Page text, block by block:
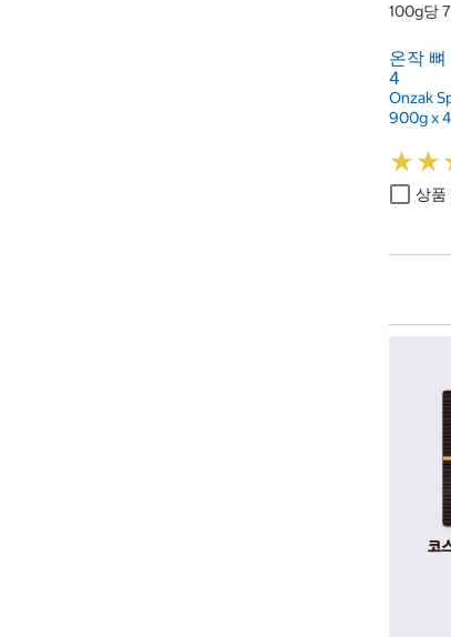
100g당
온작
4
Onzak
900g x 4
★★
★★
상품